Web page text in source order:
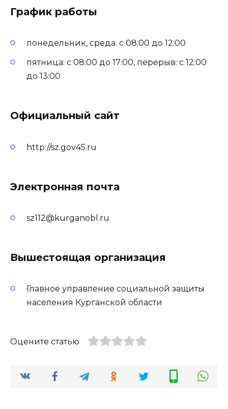
График работы
понедельник, среда: с 08:00 до 12:00
пятница: с 08:00 до 17:00, перерыв: с 12:00
до 13:00
Официальный сайт
http://sz.gov45.ru
Электронная почта
sz112@kurganobl.ru
Вышестоящая организация
Главное управление социальной защиты
населения Курганской области
Оцените статью